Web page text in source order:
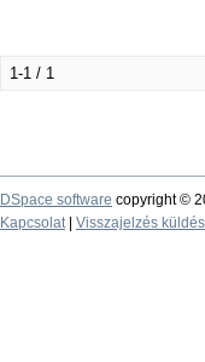
1-1 / 1
DSpace software copyright ©
Kapcsolat| Visszajelzés